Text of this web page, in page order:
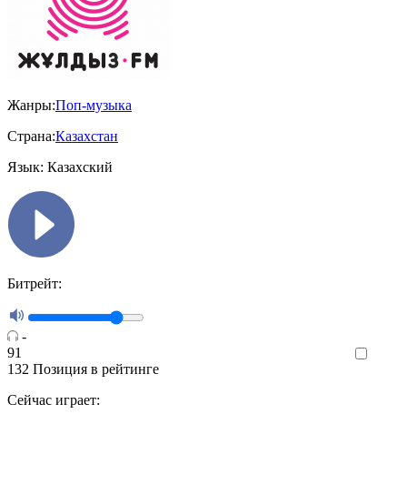
Жанры:Поп-музыка
Страна:Казахстан
Язык: Казахский
Битрейт:
-
91
132 Позиция в рейтинге
Сейчас играет: